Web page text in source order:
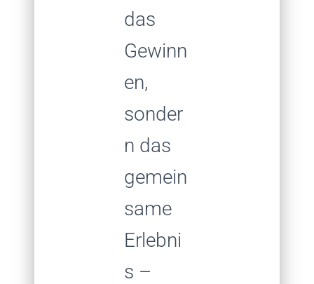
das
Gewinn
en,
sonder
n das
gemein
same
Erlebni
s –